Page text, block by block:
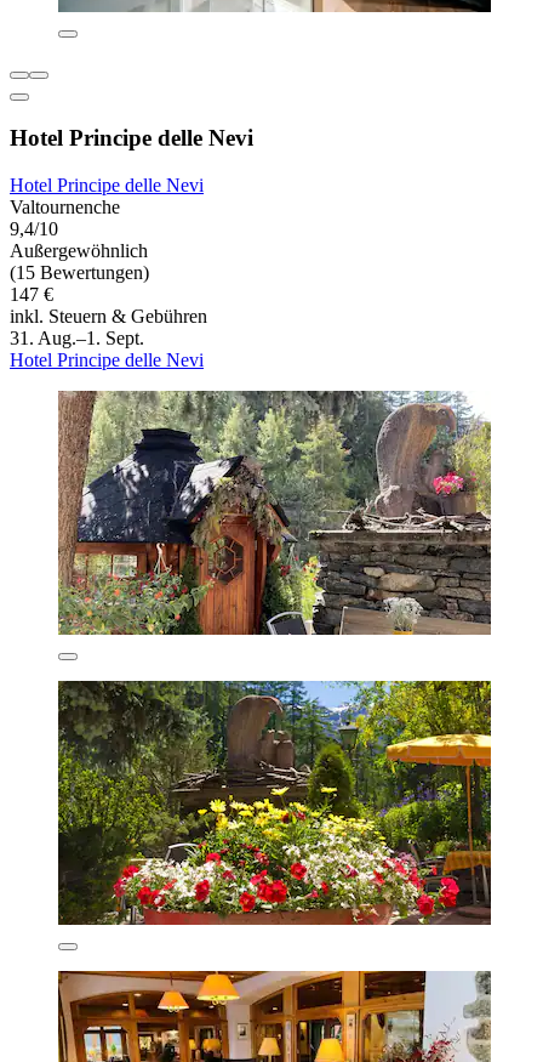
Hotel Principe delle Nevi
Hotel Principe delle Nevi
Valtournenche
9,4/10
Außergewöhnlich
(15 Bewertungen)
147 €
inkl. Steuern & Gebühren
31. Aug.–1. Sept.
Hotel Principe delle Nevi